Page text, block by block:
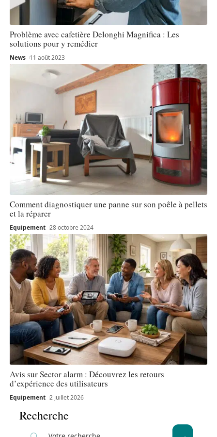
Problème avec cafetière Delonghi Magnifica : Les
solutions pour y remédier
News 11 août 2023
Comment diagnostiquer une panne sur son poêle à pellets
et la réparer
Equipement 28 octobre 2024
Avis sur Sector alarm : Découvrez les retours
d’expérience des utilisateurs
Equipement 2 juillet 2026
Recherche